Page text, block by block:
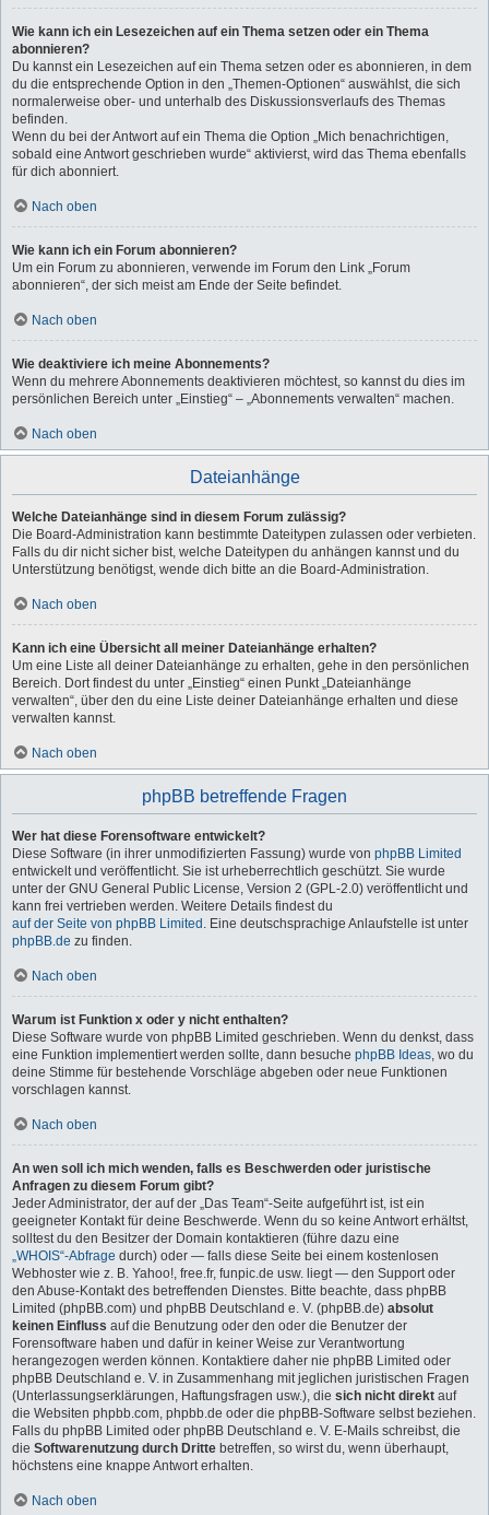
Wie kann ich ein Lesezeichen auf ein Thema setzen oder ein Thema
abonnieren?
Du kannst ein Lesezeichen auf ein Thema setzen oder es abonnieren, in dem
du die entsprechende Option in den „Themen-Optionen“ auswählst, die sich
normalerweise ober- und unterhalb des Diskussionsverlaufs des Themas
befinden.
Wenn du bei der Antwort auf ein Thema die Option „Mich benachrichtigen,
sobald eine Antwort geschrieben wurde“ aktivierst, wird das Thema ebenfalls
für dich abonniert.
Nach oben
Wie kann ich ein Forum abonnieren?
Um ein Forum zu abonnieren, verwende im Forum den Link „Forum
abonnieren“, der sich meist am Ende der Seite befindet.
Nach oben
Wie deaktiviere ich meine Abonnements?
Wenn du mehrere Abonnements deaktivieren möchtest, so kannst du dies im
persönlichen Bereich unter „Einstieg“ – „Abonnements verwalten“ machen.
Nach oben
Dateianhänge
Welche Dateianhänge sind in diesem Forum zulässig?
Die Board-Administration kann bestimmte Dateitypen zulassen oder verbieten.
Falls du dir nicht sicher bist, welche Dateitypen du anhängen kannst und du
Unterstützung benötigst, wende dich bitte an die Board-Administration.
Nach oben
Kann ich eine Übersicht all meiner Dateianhänge erhalten?
Um eine Liste all deiner Dateianhänge zu erhalten, gehe in den persönlichen
Bereich. Dort findest du unter „Einstieg“ einen Punkt „Dateianhänge
verwalten“, über den du eine Liste deiner Dateianhänge erhalten und diese
verwalten kannst.
Nach oben
phpBB betreffende Fragen
Wer hat diese Forensoftware entwickelt?
Diese Software (in ihrer unmodifizierten Fassung) wurde von phpBB Limited
entwickelt und veröffentlicht. Sie ist urheberrechtlich geschützt. Sie wurde
unter der GNU General Public License, Version 2 (GPL-2.0) veröffentlicht und
kann frei vertrieben werden. Weitere Details findest du
auf der Seite von phpBB Limited . Eine deutschsprachige Anlaufstelle ist unter
phpBB.de zu finden.
Nach oben
Warum ist Funktion x oder y nicht enthalten?
Diese Software wurde von phpBB Limited geschrieben. Wenn du denkst, dass
eine Funktion implementiert werden sollte, dann besuche phpBB Ideas, wo du
deine Stimme für bestehende Vorschläge abgeben oder neue Funktionen
vorschlagen kannst.
Nach oben
An wen soll ich mich wenden, falls es Beschwerden oder juristische
Anfragen zu diesem Forum gibt?
Jeder Administrator, der auf der „Das Team“-Seite aufgeführt ist, ist ein
geeigneter Kontakt für deine Beschwerde. Wenn du so keine Antwort erhältst,
solltest du den Besitzer der Domain kontaktieren (führe dazu eine
„WHOIS“-Abfrage durch) oder — falls diese Seite bei einem kostenlosen
Webhoster wie z. B. Yahoo!, free.fr, funpic.de usw. liegt — den Support oder
den Abuse-Kontakt des betreffenden Dienstes. Bitte beachte, dass phpBB
Limited (phpBB.com) und phpBB Deutschland e. V. (phpBB.de) absolut
keinen Einfluss auf die Benutzung oder den oder die Benutzer der
Forensoftware haben und dafür in keiner Weise zur Verantwortung
herangezogen werden können. Kontaktiere daher nie phpBB Limited oder
phpBB Deutschland e. V. in Zusammenhang mit jeglichen juristischen Fragen
(Unterlassungserklärungen, Haftungsfragen usw.), die sich nicht direkt auf
die Websiten phpbb.com, phpbb.de oder die phpBB-Software selbst beziehen.
Falls du phpBB Limited oder phpBB Deutschland e. V. E-Mails schreibst, die
die Softwarenutzung durch Dritte betreffen, so wirst du, wenn überhaupt,
höchstens eine knappe Antwort erhalten.
Nach oben